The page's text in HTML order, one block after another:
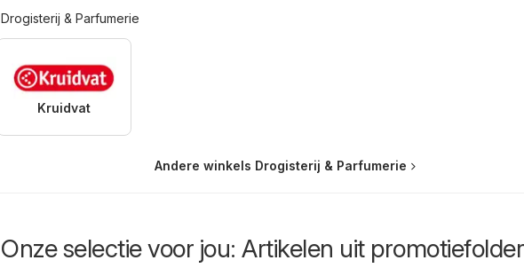
Drogisterij & Parfumerie
Kruidvat
Andere winkels Drogisterij & Parfumerie
Onze selectie voor jou: Artikelen uit